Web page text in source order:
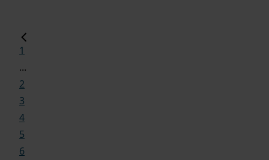
1
...
2
3
4
5
6